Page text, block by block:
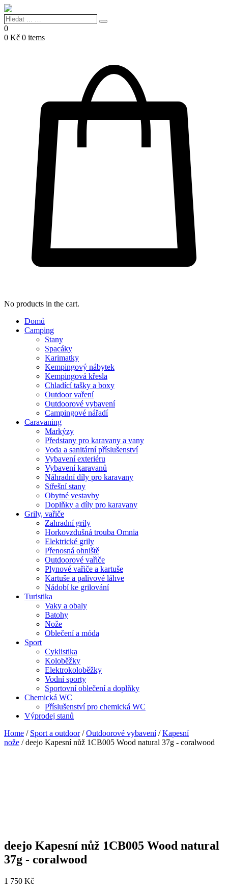
Hledat
...
…
Search
0
0 Kč 0 items
No products in the cart.
Domů
Camping
Stany
Spacáky
Karimatky
Kempingový nábytek
Kempingová křesla
Chladící tašky a boxy
Outdoor vaření
Outdoorové vybavení
Campingové nářadí
Caravaning
Markýzy
Předstany pro karavany a vany
Voda a sanitární příslušenství
Vybavení exteriéru
Vybavení karavanů
Náhradní díly pro karavany
Střešní stany
Obytné vestavby
Doplňky a díly pro karavany
Grily, vařiče
Zahradní grily
Horkovzdušná trouba Omnia
Elektrické grily
Přenosná ohniště
Outdoorové vařiče
Plynové vařiče a kartuše
Kartuše a palivové láhve
Nádobí ke grilování
Turistika
Vaky a obaly
Batohy
Nože
Oblečení a móda
Sport
Cyklistika
Koloběžky
Elektrokoloběžky
Vodní sporty
Sportovní oblečení a doplňky
Chemická WC
Příslušenství pro chemická WC
Výprodej stanů
Home / Sport a outdoor/Outdoorové vybavení/Kapesní
nože / deejo Kapesní nůž 1CB005 Wood natural 37g - coralwood
deejo Kapesní nůž 1CB005 Wood natural
37g - coralwood
1 750 Kč